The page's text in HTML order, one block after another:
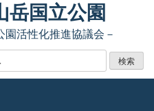
岳国立公園
園活性化推進協議会－